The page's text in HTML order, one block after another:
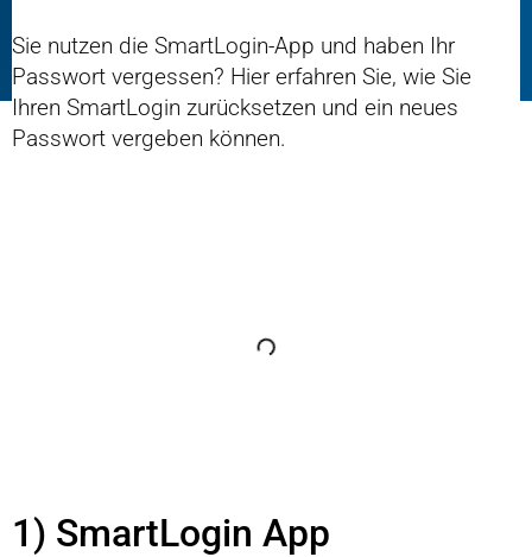
Sie nutzen die SmartLogin-App und haben Ihr
Passwort vergessen? Hier erfahren Sie, wie Sie
Ihren SmartLogin zurücksetzen und ein neues
Passwort vergeben können.
1) SmartLogin App